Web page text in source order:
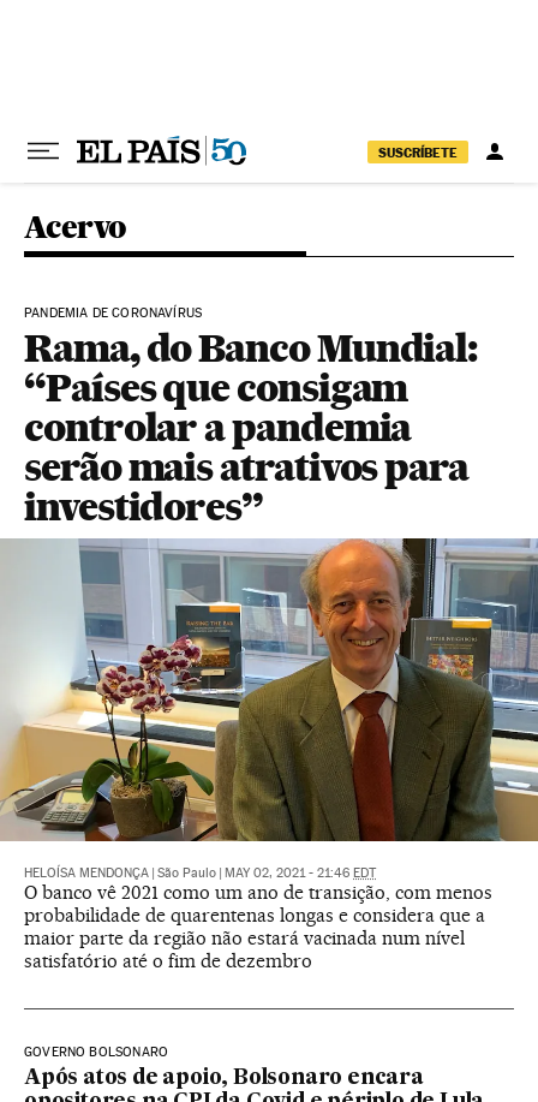
SUSCRÍBETE
Acervo
PANDEMIA DE CORONAVÍRUS
Rama, do Banco Mundial:
“Países que consigam
controlar a pandemia
serão mais atrativos para
investidores”
HELOÍSA MENDONÇA São Paulo MAY 02, 2021 - 21:46 EDT
O banco vê 2021 como um ano de transição, com menos
probabilidade de quarentenas longas e considera que a
maior parte da região não estará vacinada num nível
satisfatório até o fim de dezembro
GOVERNO BOLSONARO
Após atos de apoio, Bolsonaro encara